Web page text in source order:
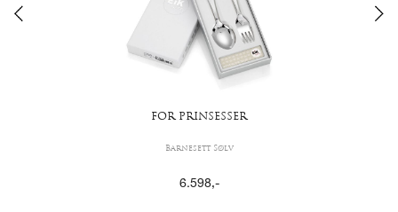
FOR PRINSESSER
Barnesett Sølv
6.598,-